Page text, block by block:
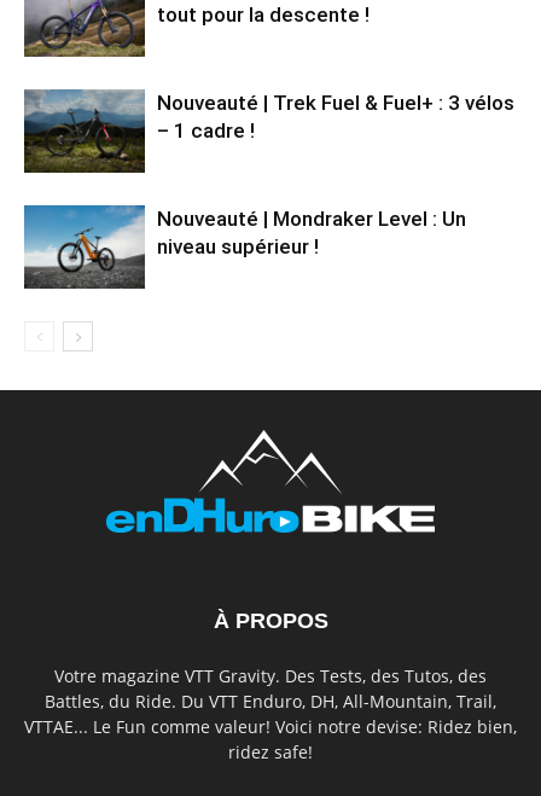
tout pour la descente !
Nouveauté | Trek Fuel & Fuel+ : 3 vélos
– 1 cadre !
Nouveauté | Mondraker Level : Un
niveau supérieur !
À PROPOS
Votre magazine VTT Gravity. Des Tests, des Tutos, des
Battles, du Ride. Du VTT Enduro, DH, All-Mountain, Trail,
VTTAE... Le Fun comme valeur! Voici notre devise: Ridez bien,
ridez safe!